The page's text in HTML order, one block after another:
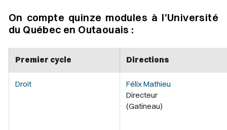
On compte quinze modules à l'Université
du Québec en Outaouais :
Premier cycle Directions
Droit
Félix Mathieu
Directeur
(Gatineau)